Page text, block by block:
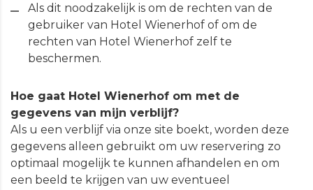
Als dit noodzakelijk is om de rechten van de
gebruiker van Hotel Wienerhof of om de
rechten van Hotel Wienerhof zelf te
beschermen.
Hoe gaat Hotel Wienerhof om met de
gegevens van mijn verblijf?
Als u een verblijf via onze site boekt, worden deze
gegevens alleen gebruikt om uw reservering zo
optimaal mogelijk te kunnen afhandelen en om
een beeld te krijgen van uw eventueel